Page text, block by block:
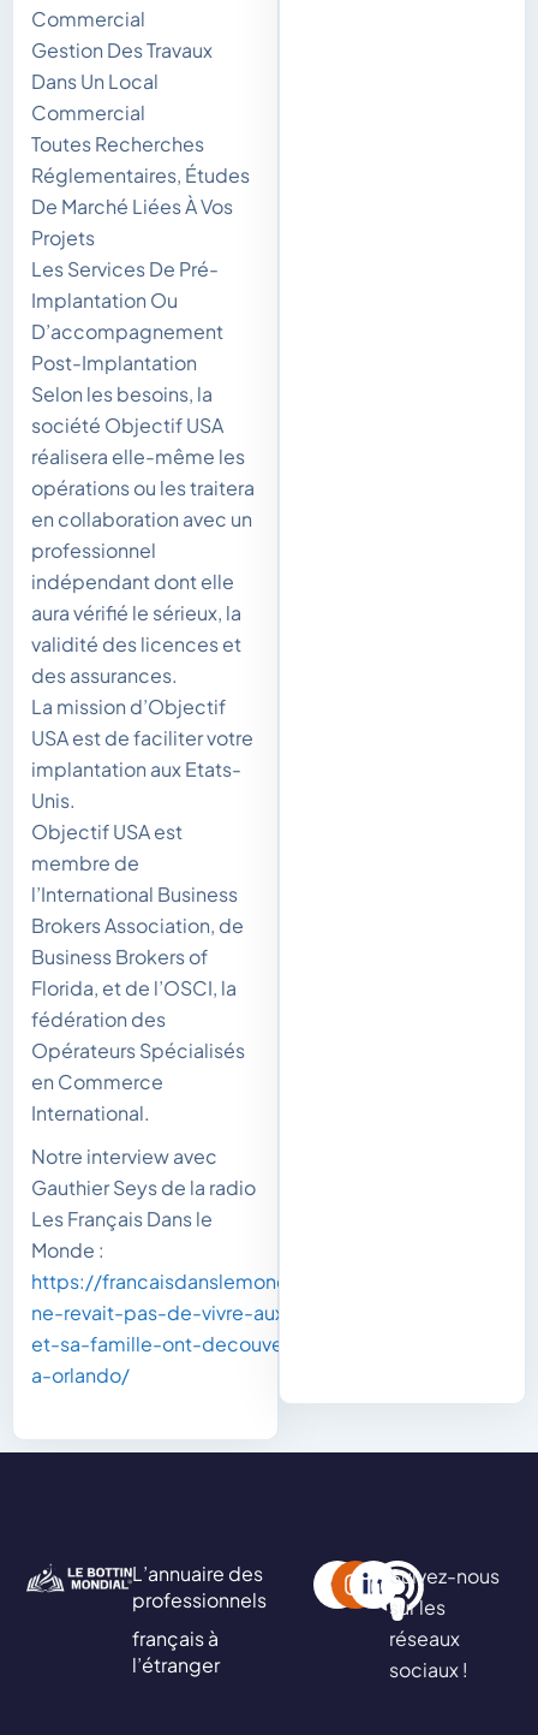
Commercial
Gestion Des Travaux
Dans Un Local
Commercial
Toutes Recherches
Réglementaires, Études
De Marché Liées À Vos
Projets
Les Services De Pré-
Implantation Ou
D’accompagnement
Post-Implantation
Selon les besoins, la
société Objectif USA
réalisera elle-même les
opérations ou les traitera
en collaboration avec un
professionnel
indépendant dont elle
aura vérifié le sérieux, la
validité des licences et
des assurances.
La mission d’Objectif
USA est de faciliter votre
implantation aux Etats-
Unis.
Objectif USA est
membre de
l’International Business
Brokers Association, de
Business Brokers of
Florida, et de l’OSCI, la
fédération des
Opérateurs Spécialisés
en Commerce
International.
Notre interview avec
Gauthier Seys de la radio
Les Français Dans le
Monde :
https://francaisdanslemonde.fr/episode/sylvain-
ne-revait-pas-de-vivre-aux-usa-cependant-lui-
et-sa-famille-ont-decouvert-les-joies-de-vivre-
a-orlando/
L’annuaire des
professionnels
français à
l’étranger
Suivez-nous
sur les
réseaux
sociaux !